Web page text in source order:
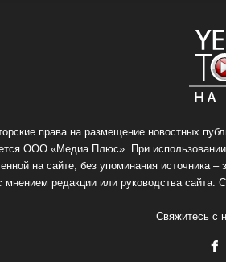
права на размещение новостных
ООО «Медиа Плюс». При
на сайте, без упоминания источника
мнением редакции или руководства сайта.
Свяжитесь с